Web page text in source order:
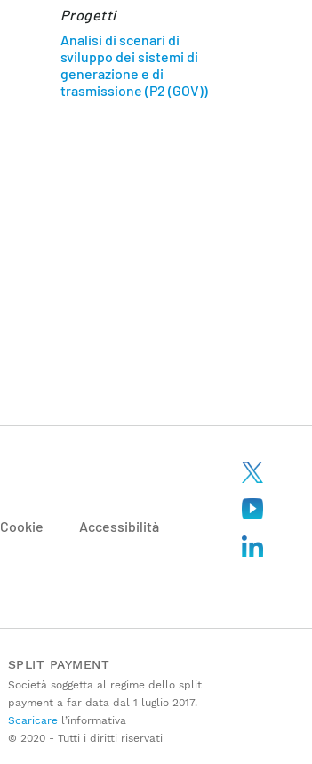
Progetti
Analisi di scenari di
sviluppo dei sistemi di
generazione e di
trasmissione (P2 (GOV))
Cookie Accessibilità
SPLIT PAYMENT
Società soggetta al regime dello split
payment a far data dal 1 luglio 2017.
Scaricarel’informativa
© 2020 - Tutti i diritti riservati